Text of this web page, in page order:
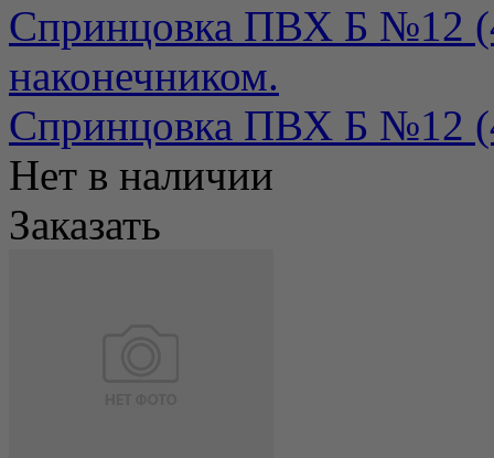
Спринцовка ПВХ Б №12
наконечником.
Спринцовка ПВХ Б №12
Нет в наличии
Заказать